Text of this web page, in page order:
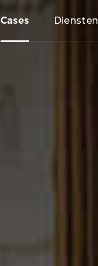
Cases Diensten